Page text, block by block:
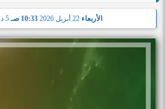
الأربعاء 22 أبريل 2026 10:33 صـ 5 ذو القعدة 1447